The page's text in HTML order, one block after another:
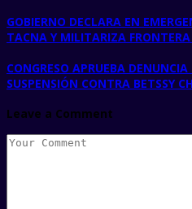
GOBIERNO DECLARA EN
TACNA Y MILITARIZA
CONGRESO APRUEBA
SUSPENSIÓN CONTRA BETSSY
Leave a Comment